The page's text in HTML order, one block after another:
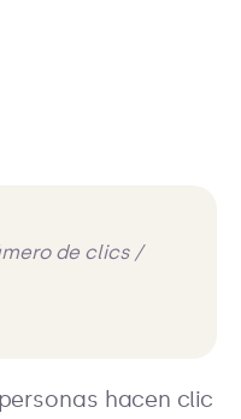
de clics /
hacen clic